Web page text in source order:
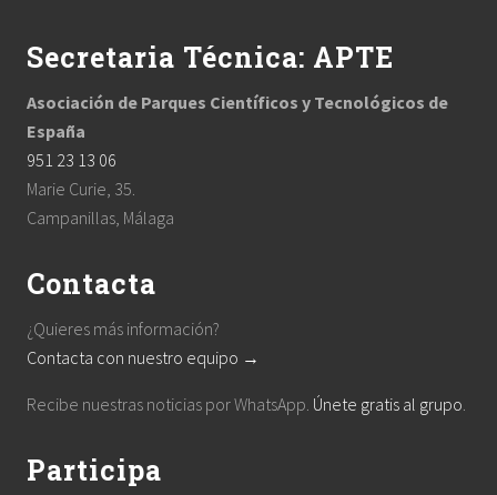
Secretaria Técnica: APTE
Asociación de Parques Científicos y Tecnológicos de
España
951 23 13 06
Marie Curie, 35.
Campanillas, Málaga
Contacta
¿Quieres más información?
Contacta con nuestro equipo →
Recibe nuestras noticias por WhatsApp. Únete gratis al grupo.
Participa